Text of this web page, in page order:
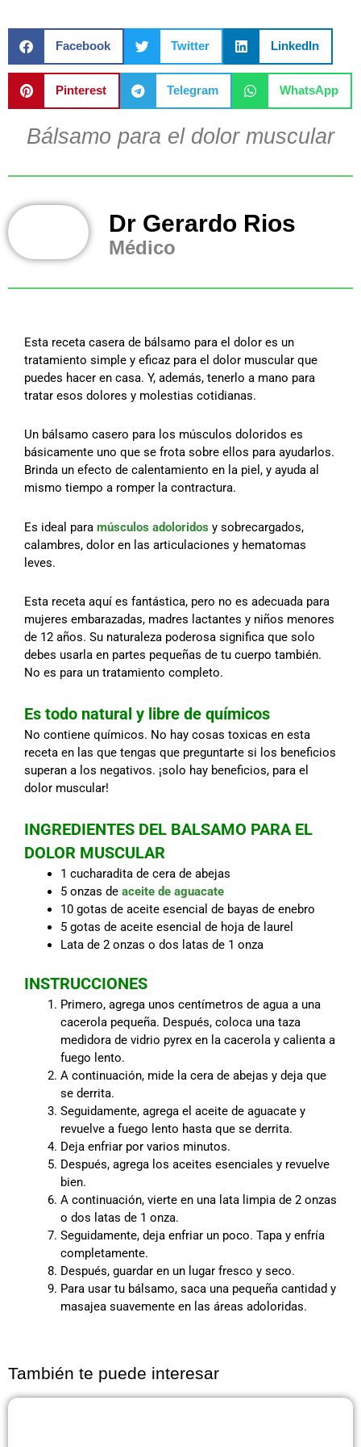
Facebook Twitter LinkedIn
Pinterest Telegram WhatsApp
Bálsamo para el dolor muscular
Dr Gerardo Rios
Médico
Esta receta casera de bálsamo para el dolor es un
tratamiento simple y eficaz para el dolor muscular que
puedes hacer en casa. Y, además, tenerlo a mano para
tratar esos dolores y molestias cotidianas.
Un bálsamo casero para los músculos doloridos es
básicamente uno que se frota sobre ellos para ayudarlos.
Brinda un efecto de calentamiento en la piel, y ayuda al
mismo tiempo a romper la contractura.
Es ideal para músculos adoloridos y sobrecargados,
calambres, dolor en las articulaciones y hematomas
leves.
Esta receta aquí es fantástica, pero no es adecuada para
mujeres embarazadas, madres lactantes y niños menores
de 12 años. Su naturaleza poderosa significa que solo
debes usarla en partes pequeñas de tu cuerpo también.
No es para un tratamiento completo.
Es todo natural y libre de químicos
No contiene químicos. No hay cosas toxicas en esta
receta en las que tengas que preguntarte si los beneficios
superan a los negativos. ¡solo hay beneficios, para el
dolor muscular!
INGREDIENTES DEL BALSAMO PARA EL
DOLOR MUSCULAR
1 cucharadita de cera de abejas
5 onzas de aceite de aguacate
10 gotas de aceite esencial de bayas de enebro
5 gotas de aceite esencial de hoja de laurel
Lata de 2 onzas o dos latas de 1 onza
INSTRUCCIONES
Primero, agrega unos centímetros de agua a una
cacerola pequeña. Después, coloca una taza
medidora de vidrio pyrex en la cacerola y calienta a
fuego lento.
A continuación, mide la cera de abejas y deja que
se derrita.
Seguidamente, agrega el aceite de aguacate y
revuelve a fuego lento hasta que se derrita.
Deja enfriar por varios minutos.
Después, agrega los aceites esenciales y revuelve
bien.
A continuación, vierte en una lata limpia de 2 onzas
o dos latas de 1 onza.
Seguidamente, deja enfriar un poco. Tapa y enfría
completamente.
Después, guardar en un lugar fresco y seco.
Para usar tu bálsamo, saca una pequeña cantidad y
masajea suavemente en las áreas adoloridas.
También te puede interesar